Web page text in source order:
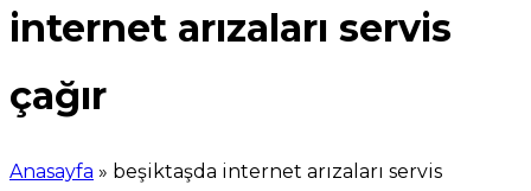
internet arızaları servis
çağır
Anasayfa » beşiktaşda internet arızaları servis